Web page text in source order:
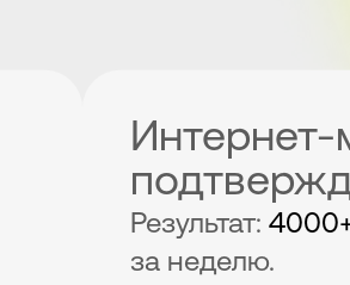
Интернет-
Результат:
за неделю.